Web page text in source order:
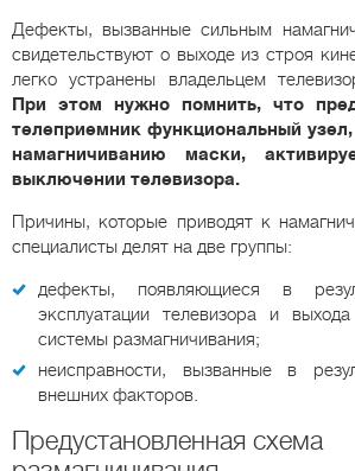
Дефекты, вызванные сильным
свидетельствуют о выходе из строя
легко устранены владельцем
При этом нужно помнить, что
телеприемник функциональный
намагничиванию маски,
выключении телевизора.
Причины, которые приводят к
специалисты делят на две группы:
дефекты, появляющиеся в
эксплуатации телевизора и
системы размагничивания;
неисправности, вызванные в
внешних факторов.
Предустановленная схема